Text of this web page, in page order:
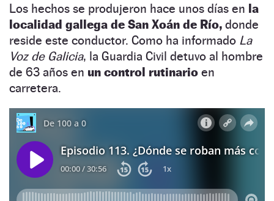
Los hechos se produjeron hace unos días en la
localidad gallega de San Xoán de Río, donde
reside este conductor. Como ha informado La
Voz de Galicia, la Guardia Civil detuvo al hombre
de 63 años en un control rutinario en
carretera.